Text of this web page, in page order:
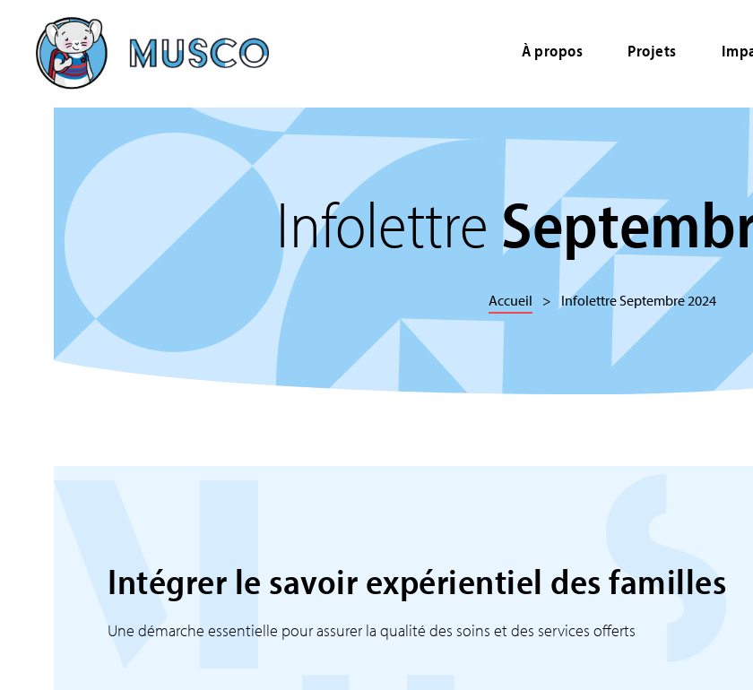
À propos Projets
Infolettre
Accueil Infolettre Septembre 2024
Intégrer le savoir expérientiel des familles
Une démarche essentielle pour assurer la qualité des soins et des services offerts